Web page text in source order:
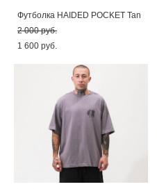
Футболка HAIDED POCKET Tan
2 000 pуб.
1 600 pуб.